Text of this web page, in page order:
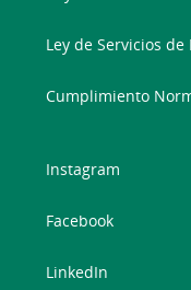
Ley de Servicios de
Cumplimiento
Instagram
Facebook
LinkedIn